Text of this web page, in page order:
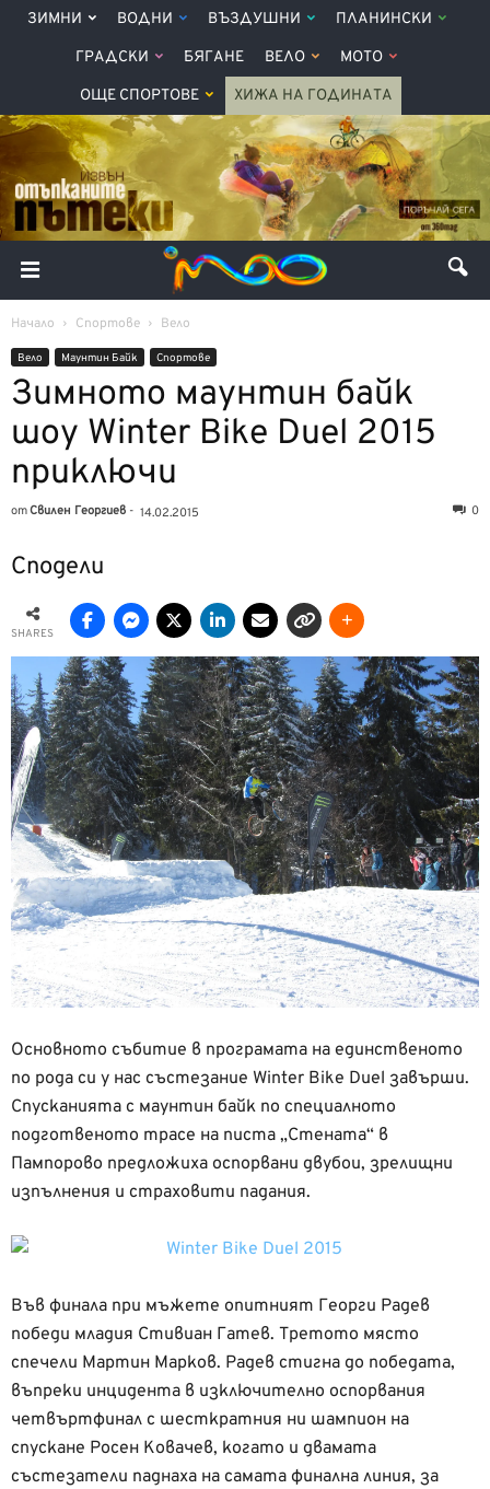
ЗИМНИ ВОДНИ ВЪЗДУШНИ ПЛАНИНСКИ
ГРАДСКИ БЯГАНЕ ВЕЛО МОТО
ОЩЕ СПОРТОВЕ ХИЖА НА ГОДИНАТА
Начало Спортове Вело
Вело Маунтин Байк Спортове
Зимното маунтин байк
шоу Winter Bike Duel 2015
приключи
отСвилен Георгиев - 14.02.2015 0
Сподели
SHARES
Основното събитие в програмата на единственото
по рода си у нас състезание Winter Bike Duel завърши.
Спусканията с маунтин байк по специалното
подготвеното трасе на писта „Стената“ в
Пампорово предложиха оспорвани двубои, зрелищни
изпълнения и страховити падания.
Във финала при мъжете опитният Георги Радев
победи младия Стивиан Гатев. Третото място
спечели Мартин Марков. Радев стигна до победата,
въпреки инцидента в изключително оспорвания
четвъртфинал с шесткратния ни шампион на
спускане Росен Ковачев, когато и двамата
състезатели паднаха на самата финална линия, за